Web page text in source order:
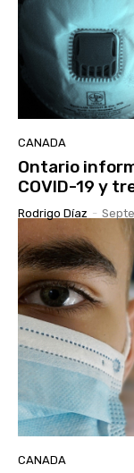
CANADA
Ontario
COVID-19 y
Rodrigo Díaz -
CANADA